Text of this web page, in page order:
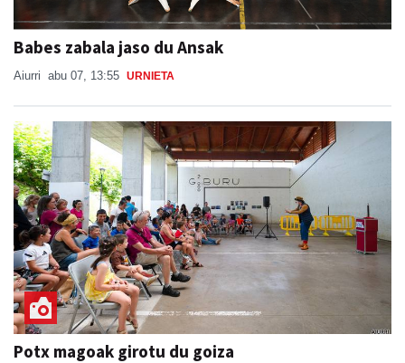
Babes zabala jaso du Ansak
Aiurri abu 07, 13:55 URNIETA
Potx magoak girotu du goiza